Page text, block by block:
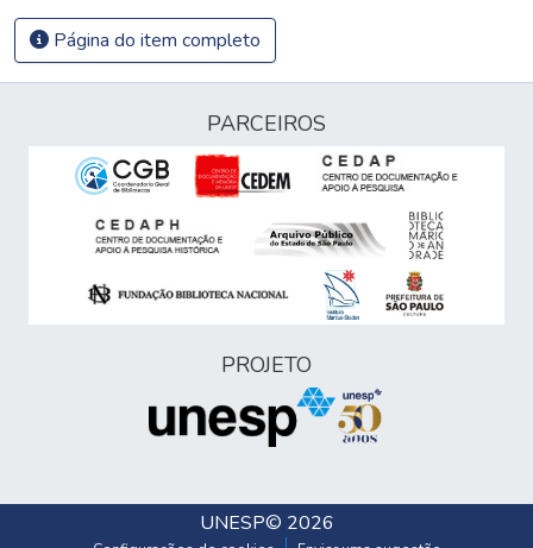
Página do item completo
PARCEIROS
PROJETO
UNESP© 2026